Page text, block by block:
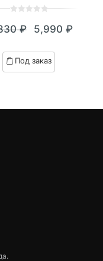
out
based
on
₽
цена
составляла
5,990 ₽
Текущая
цена:
5,990 ₽.
Под заказ